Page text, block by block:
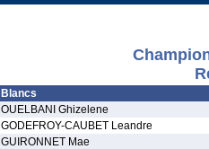
Blancs
OUELBANI Ghizelene
GODEFROY-CAUBET Leandre
GUIRONNET Mae